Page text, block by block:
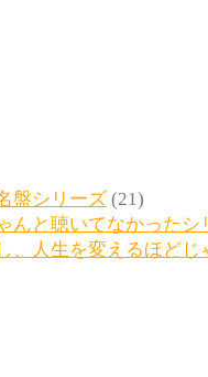
盤シリーズ (21)
んと聴いてなかったシ
、人生を変えるほど